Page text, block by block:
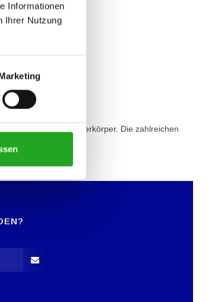
Informationen
Ihrer Nutzung
für den Oberkörper. Die zahlreichen